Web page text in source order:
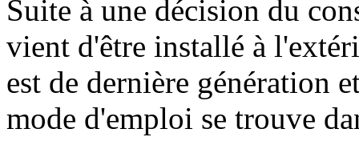
Suite à une décision du
vient d'être installé à
est de dernière génération
mode d'emploi se trouve